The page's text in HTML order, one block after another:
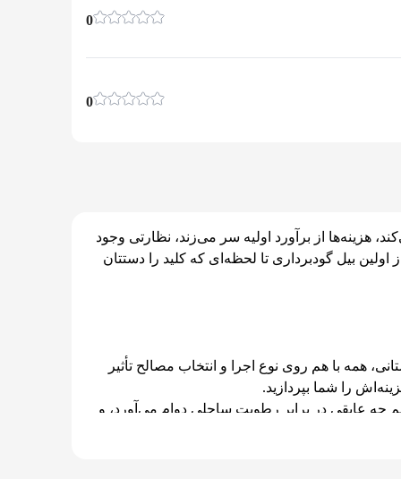
0
0
هزینه‌ها از برآورد اولیه سر می‌زند، نظارتی وجود
بیل گودبرداری تا لحظه‌ای که کلید را دستتان
همه با هم روی نوع اجرا و انتخاب مصالح تأثیر
را شما بپردازید.
چه عایقی در برابر رطوبت ساحلی دوام می‌آورد، و